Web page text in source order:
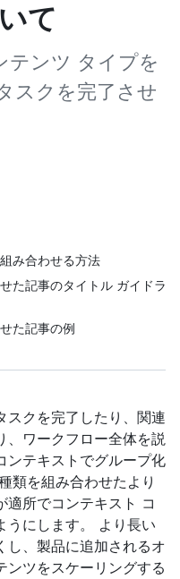
て
テンツ タイプを
スクを完了させ
み合わせる方法
た記事のタイトル ガイドラ
た記事の例
スクを完了したり、関連
、ワークフロー全体を説
ンテキストでグループ化
類を組み合わせたより
適所でコンテキスト コ
うにします。 より長い
し、製品に追加されるオ
ンツをスケーリングする